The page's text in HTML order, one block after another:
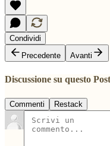
Condividi
Precedente
Avanti
Discussione su questo Post
Commenti Restack